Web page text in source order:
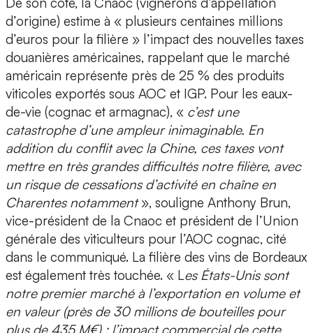
d’origine) estime à « plusieurs centaines millions
d’euros pour la filière » l’impact des nouvelles taxes
douanières américaines, rappelant que le marché
américain représente près de 25 % des produits
viticoles exportés sous AOC et IGP. Pour les eaux-
de-vie (cognac et armagnac), « c’est une
catastrophe d’une ampleur inimaginable. En
addition du conflit avec la Chine, ces taxes vont
mettre en très grandes difficultés notre filière, avec
un risque de cessations d’activité en chaîne en
Charentes notamment», souligne Anthony Brun,
vice-président de la Cnaoc et président de l’Union
générale des viticulteurs pour l’AOC cognac, cité
dans le communiqué. La filière des vins de Bordeaux
est également très touchée. « Les États-Unis sont
notre premier marché à l’exportation en volume et
en valeur (près de 30 millions de bouteilles pour